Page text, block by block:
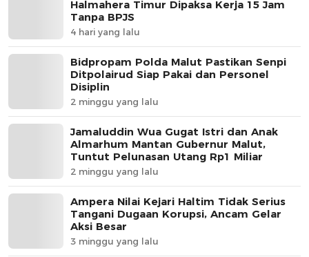
Halmahera Timur Dipaksa Kerja 15 Jam
Tanpa BPJS
4 hari yang lalu
Bidpropam Polda Malut Pastikan Senpi
Ditpolairud Siap Pakai dan Personel
Disiplin
2 minggu yang lalu
Jamaluddin Wua Gugat Istri dan Anak
Almarhum Mantan Gubernur Malut,
Tuntut Pelunasan Utang Rp1 Miliar
2 minggu yang lalu
Ampera Nilai Kejari Haltim Tidak Serius
Tangani Dugaan Korupsi, Ancam Gelar
Aksi Besar
3 minggu yang lalu